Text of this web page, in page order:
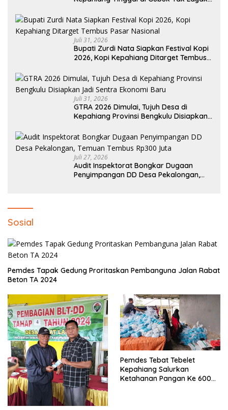
Juli 31, 2026
Bupati Zurdi Nata Siapkan Festival Kopi
2026, Kopi Kepahiang Ditarget Tembus
Juli 31, 2026
GTRA 2026 Dimulai, Tujuh Desa di
Kepahiang Provinsi Bengkulu Disiapkan
Juli 27, 2026
Audit Inspektorat Bongkar Dugaan
Penyimpangan DD Desa Pekalongan,
Sosial
Pemdes Tapak Gedung Proritaskan Pembanguna Jalan Rabat
Beton TA 2024
Pemdes Tebat Tebelet
Kepahiang Salurkan
Ketahanan Pangan Ke 600